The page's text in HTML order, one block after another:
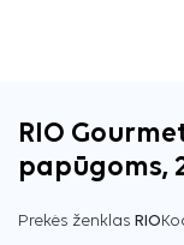
RIO
papūgoms,
Prekės ženklas RIO